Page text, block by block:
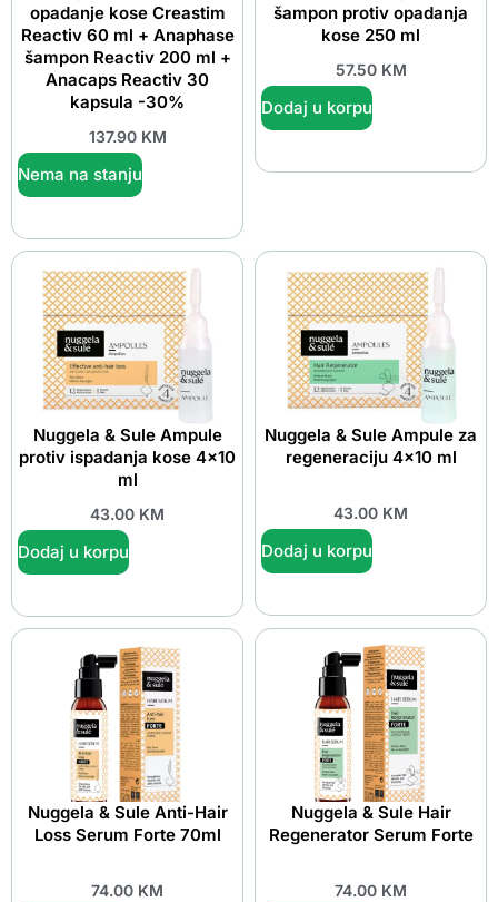
opadanje kose Creastim
Reactiv 60 ml + Anaphase
šampon Reactiv 200 ml +
Anacaps Reactiv 30
kapsula -30%
137.90 KM
Nema na stanju
šampon protiv opadanja
kose 250 ml
57.50 KM
Dodaj u korpu
Nuggela & Sule Ampule
protiv ispadanja kose 4×10
ml
43.00 KM
Dodaj u korpu
Nuggela & Sule Ampule za
regeneraciju 4×10 ml
43.00 KM
Dodaj u korpu
Nuggela & Sule Anti-Hair
Loss Serum Forte 70ml
74.00 KM
Nuggela & Sule Hair
Regenerator Serum Forte
74.00 KM